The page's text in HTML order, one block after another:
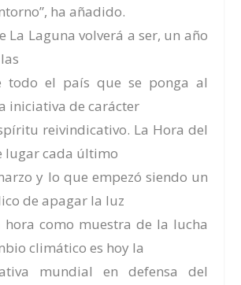
ha añadido.
La Laguna volverá a ser, un año
todo el país que se ponga al
iniciativa de carácter
reivindicativo. La Hora del
lugar cada último
y lo que empezó siendo un
de apagar la luz
como muestra de la lucha
climático es hoy la
mundial en defensa del